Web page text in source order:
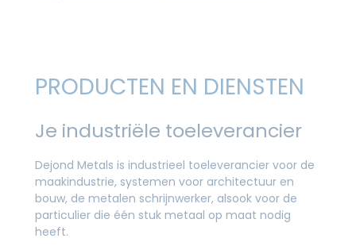
PRODUCTEN EN DIENSTEN
Je industriële toeleverancier
Dejond Metals is industrieel toeleverancier voor de
maakindustrie, systemen voor architectuur en
bouw, de metalen schrijnwerker, alsook voor de
particulier die één stuk metaal op maat nodig
heeft.